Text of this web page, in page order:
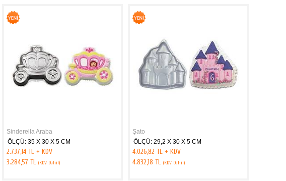
Sinderella Araba
ÖLÇÜ: 35 X 30 X 5 CM
2.737,14 TL + KDV
3.284,57 TL (KDV Dahil)
Şato
ÖLÇÜ: 29,2 X 30 X 5 CM
4.026,82 TL + KDV
4.832,18 TL (KDV Dahil)